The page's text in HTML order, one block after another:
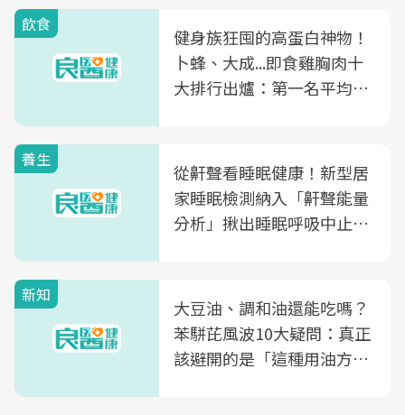
飲食
健身族狂囤的高蛋白神物！
卜蜂、大成...即食雞胸肉十
大排行出爐：第一名平均一
養生
從鼾聲看睡眠健康！新型居
家睡眠檢測納入「鼾聲能量
分析」揪出睡眠呼吸中止症
新知
大豆油、調和油還能吃嗎？
苯駢芘風波10大疑問：真正
該避開的是「這種用油方